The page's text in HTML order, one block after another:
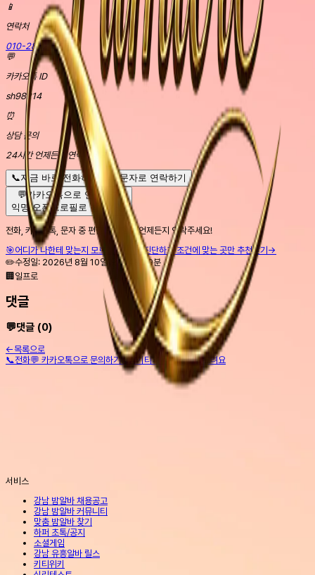
📱
연락처
010-2832-9804
💬
카카오톡 ID
sh98214
⏰
상담 문의
24시간 언제든지 연락주세요!
📞지금 바로 전화하기 📱문자로 연락하기
💬카카오톡으로 연락하기
익명 오픈프로필로 참여가능
전화, 카카오톡, 문자 중 편한 방법으로 언제든지 연락주세요!
🎯어디가 나한테 맞는지 모르겠다면 1분 진단하고 조건에 맞는 곳만 추천받기→
✏️수정일: 2026년 8월 10일 오전 4시 19분
🏢일프로
댓글
💬댓글 (0)
←목록으로
📞전화💬 카카오톡으로 문의하기강남키티가 직접 연결해드려요
서비스
강남 밤알바 채용공고
강남 밤알바 커뮤니티
맞춤 밤알바 찾기
하퍼 초톡/공지
소셜게임
강남 유흥알바 릴스
키티위키